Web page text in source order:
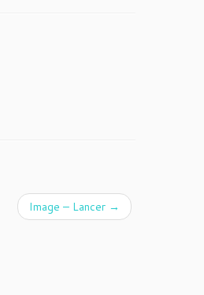
Image – Lancer →